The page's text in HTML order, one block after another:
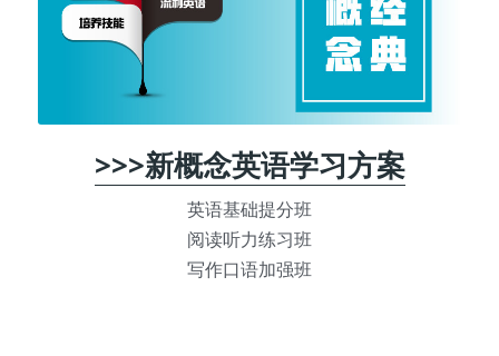
>>>新概念英语学习方案
英语基础提分班
阅读听力练习班
写作口语加强班